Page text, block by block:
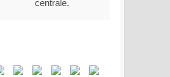
centrale.